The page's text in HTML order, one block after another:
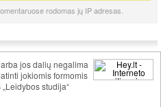
rodomas jų IP adresas.
jos dalių negalima
jokiomis formomis
studija“